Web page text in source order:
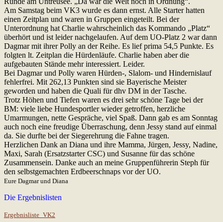
Am Samstag beim VK3 wurde es dann ernst. Alle Starter hatten
einen Zeitplan und waren in Gruppen eingeteilt. Bei der
Unterordnung hat Charlie wahrscheinlich das Kommando „Platz“
überhört und ist leider nachgelaufen. Auf dem UO-Platz 2 war dann
Dagmar mit ihrer Polly an der Reihe. Es lief prima 54,5 Punkte. Es
folgten lt. Zeitplan die Hürdenläufe. Charlie haben aber die
aufgebauten Stände mehr interessiert. Leider.
Bei Dagmar und Polly waren Hürden-, Slalom- und Hindernislauf
fehlerfrei. Mit 262,13 Punkten sind sie Bayerische Meister
geworden und haben die Quali für dhv DM in der Tasche.
Trotz Höhen und Tiefen waren es drei sehr schöne Tage bei der
BM: viele liebe Hundesportler wieder getroffen, herzliche
Umarmungen, nette Gespräche, viel Spaß. Dann gab es am Sonntag
auch noch eine freudige Überraschung, denn Jessy stand auf einmal
da. Sie durfte bei der Siegerehrung die Fahne tragen.
Herzlichen Dank an Diana und ihre Mamma, Jürgen, Jessy, Nadine,
Maxi, Sarah (Ersatzstarter CSC) und Susanne für das schöne
Zusammensein. Danke auch an meine Gruppenführerin Steph für
den selbstgemachten Erdbeerschnaps vor der UO.
Eure Dagmar und Diana
Die Ergebnislisten
Ergebnisliste_VK2